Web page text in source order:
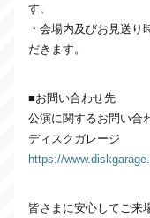
す。
・会場内及びお見送
だきます。
■お問い合わせ先
公演に関するお問い合
ディスクガレージ
https://
皆さまに安心してご来